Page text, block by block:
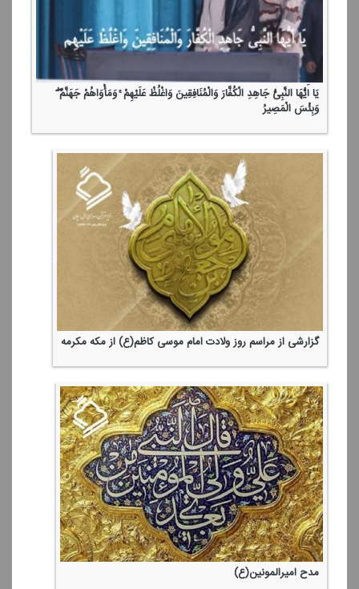
یَا أَیُّهَا النَّبِیُّ جَاهِدِ الْكُفَّارَ وَالْمُنَافِقِینَ وَاغْلُظْ عَلَیْهِمْ ۚ وَمَأْوَاهُمْ جَهَنَّمُ ۖ
وَبِئْسَ الْمَصِیرُ
گزارشی از مراسم روز ولادت امام موسی كاظم(ع) از مكه مكرمه
مدح امیرالمونین(ع)